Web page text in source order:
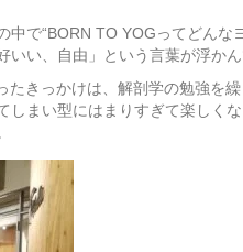
中で“BORN TO YOGってどんな
いい、自由」という言葉が浮かん
たきっかけは、解剖学の勉強を
しまい型にはまりすぎて楽しく